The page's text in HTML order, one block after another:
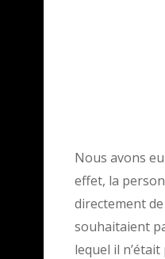
Nous avons
effet, la
directement
souhaitaient
lequel il